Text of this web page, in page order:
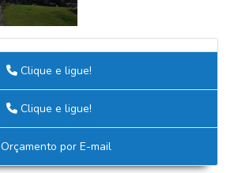
Clique e ligue!
Clique e ligue!
Orçamento por E-mail